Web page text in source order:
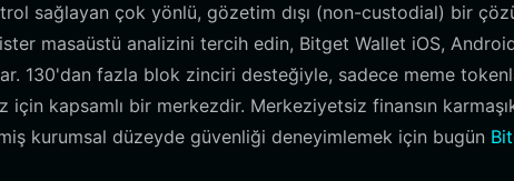
sağlayan çok yönlü, gözetim dışı (non-custodial) bir
masaüstü analizini tercih edin, Bitget Wallet iOS, Android
130'dan fazla blok zinciri desteğiyle, sadece meme
kapsamlı bir merkezdir. Merkeziyetsiz finansın
kurumsal düzeyde güvenliği deneyimlemek için bugün